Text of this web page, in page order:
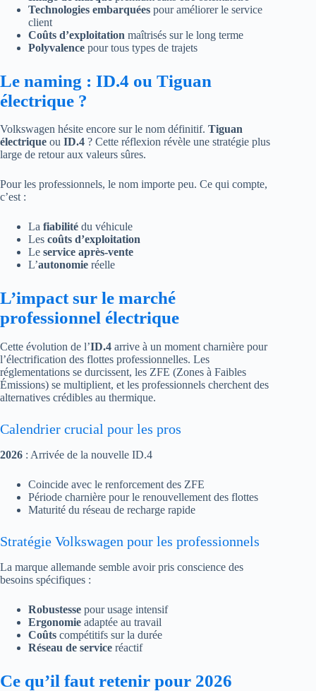
Technologies embarquées pour améliorer le service
client
Coûts d’exploitation maîtrisés sur le long terme
Polyvalence pour tous types de trajets
Le naming : ID.4 ou Tiguan
électrique ?
Volkswagen hésite encore sur le nom définitif. Tiguan
électrique ou ID.4 ? Cette réflexion révèle une stratégie plus
large de retour aux valeurs sûres.
Pour les professionnels, le nom importe peu. Ce qui compte,
c’est :
La fiabilité du véhicule
Les coûts d’exploitation
Le service après-vente
L’autonomie réelle
L’impact sur le marché
professionnel électrique
Cette évolution de l’ID.4 arrive à un moment charnière pour
l’électrification des flottes professionnelles. Les
réglementations se durcissent, les ZFE (Zones à Faibles
Émissions) se multiplient, et les professionnels cherchent des
alternatives crédibles au thermique.
Calendrier crucial pour les pros
2026 : Arrivée de la nouvelle ID.4
Coincide avec le renforcement des ZFE
Période charnière pour le renouvellement des flottes
Maturité du réseau de recharge rapide
Stratégie Volkswagen pour les professionnels
La marque allemande semble avoir pris conscience des
besoins spécifiques :
Robustesse pour usage intensif
Ergonomie adaptée au travail
Coûts compétitifs sur la durée
Réseau de service réactif
Ce qu’il faut retenir pour 2026